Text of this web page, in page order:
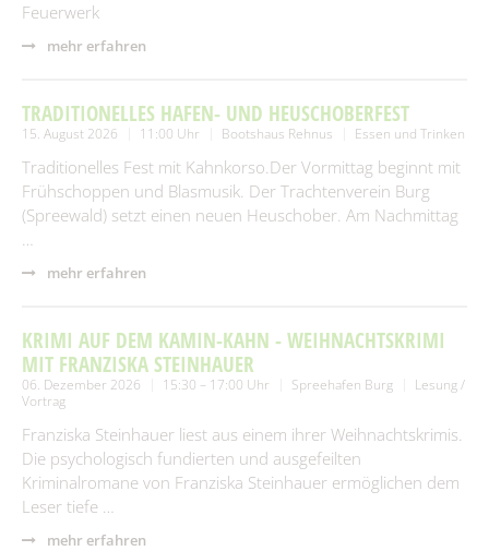
Feuerwerk
mehr erfahren
TRADITIONELLES HAFEN- UND HEUSCHOBERFEST
15. August 2026 11:00 Uhr Bootshaus Rehnus Essen und Trinken
Traditionelles Fest mit Kahnkorso.Der Vormittag beginnt mit
Frühschoppen und Blasmusik. Der Trachtenverein Burg
(Spreewald) setzt einen neuen Heuschober. Am Nachmittag
…
mehr erfahren
KRIMI AUF DEM KAMIN-KAHN - WEIHNACHTSKRIMI
MIT FRANZISKA STEINHAUER
06. Dezember 2026 15:30 – 17:00 Uhr Spreehafen Burg
Lesung /
Vortrag
Franziska Steinhauer liest aus einem ihrer Weihnachtskrimis.
Die psychologisch fundierten und ausgefeilten
Kriminalromane von Franziska Steinhauer ermöglichen dem
Leser tiefe …
mehr erfahren